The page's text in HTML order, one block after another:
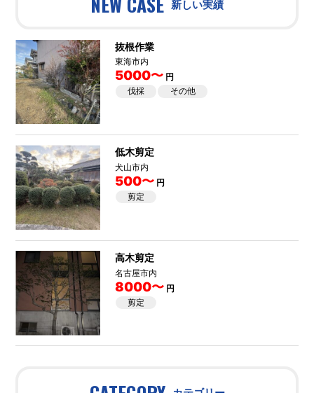
新しい実績
抜根作業
東海市内
5000〜円
伐採 その他
低木剪定
犬山市内
500〜円
剪定
高木剪定
名古屋市内
8000〜円
剪定